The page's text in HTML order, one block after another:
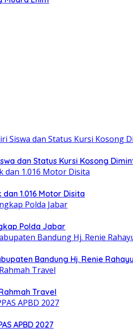
dan Status Kursi Kosong
1.016 Motor Disita
Polda Jabar
Bandung Hj. Renie
Travel
APBD 2027